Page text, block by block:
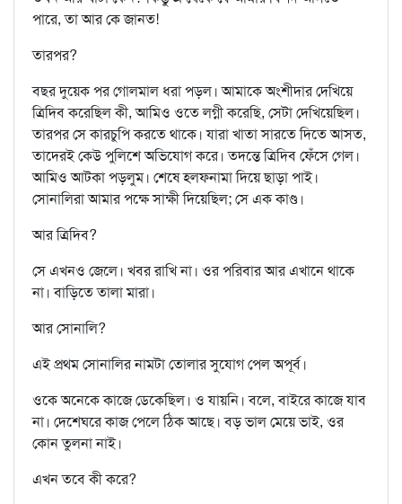
পারে, তা আর কে জানত!
তারপর?
বছর দুয়েক পর গোলমাল ধরা পড়ল। আমাকে অংশীদার দেখিয়ে
ত্রিদিব করেছিল কী, আমিও ওতে লগ্নী করেছি, সেটা দেখিয়েছিল।
তারপর সে কারচুপি করতে থাকে। যারা খাতা সারতে দিতে আসত,
তাদেরই কেউ পুলিশে অভিযোগ করে। তদন্তে ত্রিদিব ফেঁসে গেল।
আমিও আটকা পড়লুম। শেষে হলফনামা দিয়ে ছাড়া পাই।
সোনালিরা আমার পক্ষে সাক্ষী দিয়েছিল; সে এক কাণ্ড।
আর ত্রিদিব?
সে এখনও জেলে। খবর রাখি না। ওর পরিবার আর এখানে থাকে
না। বাড়িতে তালা মারা।
আর সোনালি?
এই প্রথম সোনালির নামটা তোলার সুযোগ পেল অপূর্ব।
ওকে অনেকে কাজে ডেকেছিল। ও যায়নি। বলে, বাইরে কাজে যাব
না। দেশেঘরে কাজ পেলে ঠিক আছে। বড় ভাল মেয়ে ভাই, ওর
কোন তুলনা নাই।
এখন তবে কী করে?